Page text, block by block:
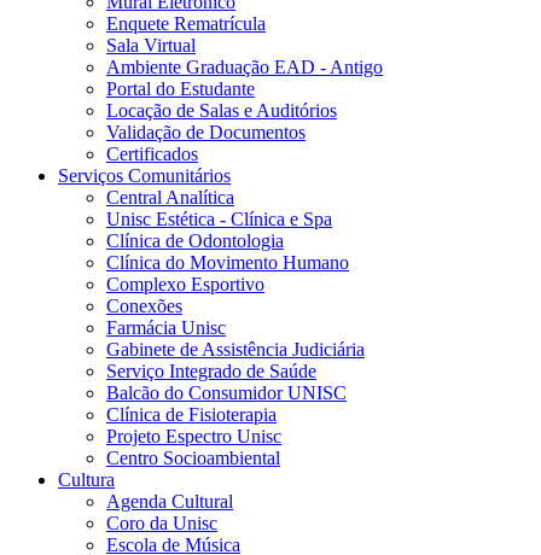
Enquete Rematrícula
Sala Virtual
Ambiente Graduação EAD - Antigo
Portal do Estudante
Locação de Salas e Auditórios
Validação de Documentos
Certificados
Serviços Comunitários
Central Analítica
Unisc Estética - Clínica e Spa
Clínica de Odontologia
Clínica do Movimento Humano
Complexo Esportivo
Conexões
Farmácia Unisc
Gabinete de Assistência Judiciária
Serviço Integrado de Saúde
Balcão do Consumidor UNISC
Clínica de Fisioterapia
Projeto Espectro Unisc
Centro Socioambiental
Cultura
Agenda Cultural
Coro da Unisc
Escola de Música